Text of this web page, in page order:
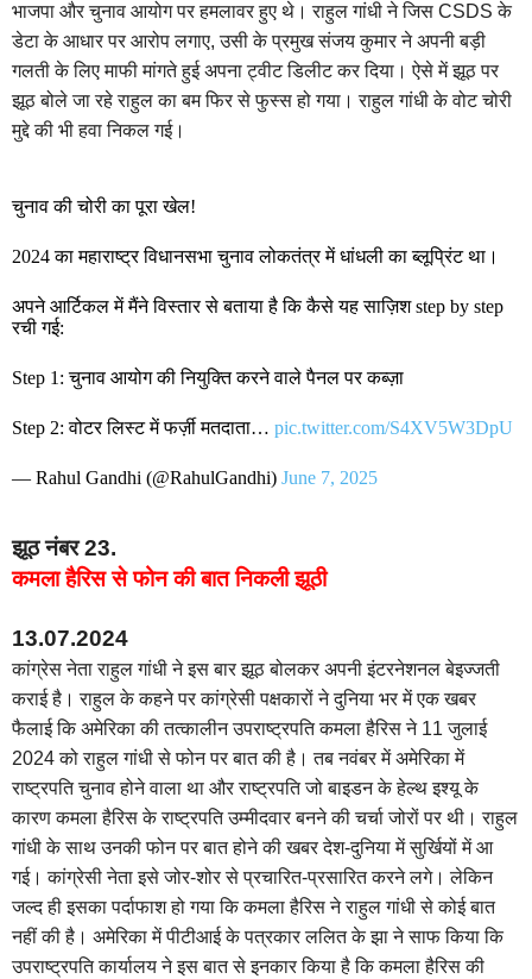
भाजपा और चुनाव आयोग पर हमलावर हुए थे। राहुल गांधी ने जिस CSDS के
डेटा के आधार पर आरोप लगाए, उसी के प्रमुख संजय कुमार ने अपनी बड़ी
गलती के लिए माफी मांगते हुई अपना ट्वीट डिलीट कर दिया। ऐसे में झूठ पर
झूठ बोले जा रहे राहुल का बम फिर से फुस्स हो गया। राहुल गांधी के वोट चोरी
मुद्दे की भी हवा निकल गई।
चुनाव की चोरी का पूरा खेल!
2024 का महाराष्ट्र विधानसभा चुनाव लोकतंत्र में धांधली का ब्लूप्रिंट था।
अपने आर्टिकल में मैंने विस्तार से बताया है कि कैसे यह साज़िश step by step
रची गई:
Step 1: चुनाव आयोग की नियुक्ति करने वाले पैनल पर कब्ज़ा
Step 2: वोटर लिस्ट में फर्ज़ी मतदाता… pic.twitter.com/S4XV5W3DpU
— Rahul Gandhi (@RahulGandhi) June 7, 2025
झूठ नंबर 23.
कमला हैरिस से फोन की बात निकली झूठी
13.07.2024
कांग्रेस नेता राहुल गांधी ने इस बार झूठ बोलकर अपनी इंटरनेशनल बेइज्जती
कराई है। राहुल के कहने पर कांग्रेसी पक्षकारों ने दुनिया भर में एक खबर
फैलाई कि अमेरिका की तत्कालीन उपराष्ट्रपति कमला हैरिस ने 11 जुलाई
2024 को राहुल गांधी से फोन पर बात की है। तब नवंबर में अमेरिका में
राष्ट्रपति चुनाव होने वाला था और राष्ट्रपति जो बाइडन के हेल्थ इश्यू के
कारण कमला हैरिस के राष्ट्रपति उम्मीदवार बनने की चर्चा जोरों पर थी। राहुल
गांधी के साथ उनकी फोन पर बात होने की खबर देश-दुनिया में सुर्खियों में आ
गई। कांग्रेसी नेता इसे जोर-शोर से प्रचारित-प्रसारित करने लगे। लेकिन
जल्द ही इसका पर्दाफाश हो गया कि कमला हैरिस ने राहुल गांधी से कोई बात
नहीं की है। अमेरिका में पीटीआई के पत्रकार ललित के झा ने साफ किया कि
उपराष्ट्रपति कार्यालय ने इस बात से इनकार किया है कि कमला हैरिस की